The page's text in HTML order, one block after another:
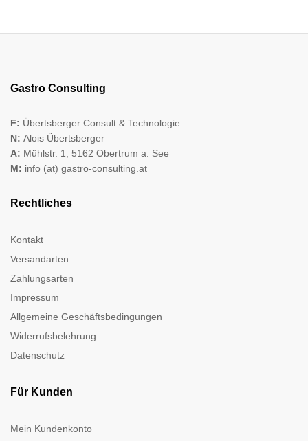
Gastro Consulting
F: Übertsberger Consult & Technologie
N: Alois Übertsberger
A: Mühlstr. 1, 5162 Obertrum a. See
M: info (at) gastro-consulting.at
Rechtliches
Kontakt
Versandarten
Zahlungsarten
Impressum
Allgemeine Geschäftsbedingungen
Widerrufsbelehrung
Datenschutz
Für Kunden
Mein Kundenkonto